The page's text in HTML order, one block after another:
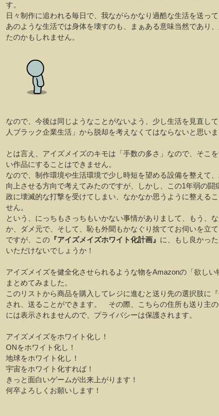
す。
日々制作に追われる毎日で、我ながらかなり過酷な生活を送っ
あのような生活では身体を壊すのも、まぁある意味当然であり
たのかもしれません。
なので、今後は同じようなことがないよう、少し生活を見直し
人ブラック企業生活」から脱却を考えなくてはならないと思い
とは言え、アイズメイズのキモは「手数の多さ」なので、そこ
い作品にすることはできません。
なので、制作環境や生活環境で少し時短を望める設備を整えて
向上させる方向で考えてみたのですが、しかし、この1年弱の闘
政に壊滅的な打撃を受けてしまい、なかなか思うように整える
せん。
という、にっちもさっちもいかない事情がありまして、もう、
か、ダメ元で、そして、恥も外聞もかなぐり捨ててお伺いを立
ですが、この 『アイズメイズホワイト化計画』 に、もし良かっ
いただけないでしょうか！
アイズメイズを健全化させられるような物をAmazonの「欲しい
まとめてみました。
このリストから商品を購入してレジに進むと送り先の選択肢に
され、送ることができます。 その際、こちらの住所も送り主
には表示されませんので、プライバシーは保護されます。
アイズメイズをホワイト化し！
ONをホワイト化し！
地球をホワイト化し！
宇宙をホワイト化すれば！
きっと面白いゲームが出来上がります！
何卒よろしくお願いします！